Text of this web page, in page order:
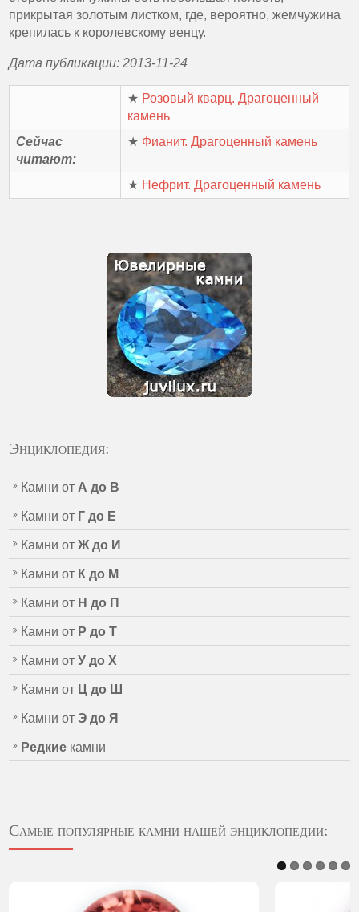
прикрытая золотым листком, где, вероятно, жемчужина
крепилась к королевскому венцу.
Дата публикации: 2013-11-24
★ Розовый кварц. Драгоценный
камень
Сейчас
читают:
★ Фианит. Драгоценный камень
★ Нефрит. Драгоценный камень
Энциклопедия:
Камни от А до В
Камни от Г до Е
Камни отЖ до И
Камни от К до М
Камни от Н до П
Камни от Р до Т
Камни отУ до Х
Камни от Ц до Ш
Камни отЭ до Я
Редкие камни
Самые популярные камни нашей энциклопедии: